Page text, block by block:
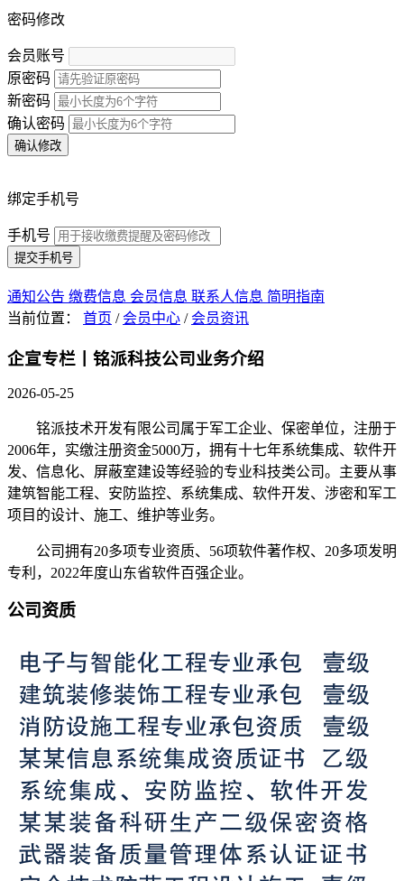
密码修改
会员账号
原密码
新密码
确认密码
确认修改
绑定手机号
手机号
提交手机号
通知公告 缴费信息 会员信息 联系人信息 简明指南
当前位置： 首页 / 会员中心 / 会员资讯
企宣专栏丨铭派科技公司业务介绍
2026-05-25
铭派技术开发有限公司属于军工企业、保密单位，注册于
2006年，实缴注册资金5000万，拥有十七年系统集成、软件开
发、信息化、屏蔽室建设等经验的专业科技类公司。主要从事
建筑智能工程、安防监控、系统集成、软件开发、涉密和军工
项目的设计、施工、维护等业务。
公司拥有20多项专业资质、56项软件著作权、20多项发明
专利，2022年度山东省软件百强企业。
公司资质